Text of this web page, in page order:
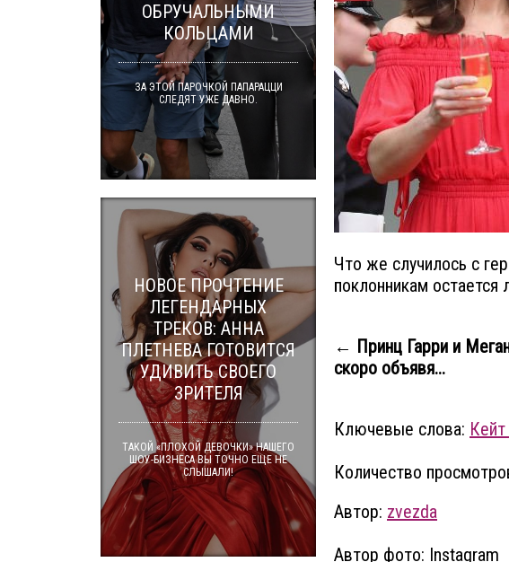
Что же случилось с
поклонникам остается
← Принц Гарри и
скоро объявя...
Ключевые слова:
Количество
Автор: zvezda
Автор фото: Instagram
ОБРУЧАЛЬНЫМИ
КОЛЬЦАМИ
ЗА ЭТОЙ ПАРОЧКОЙ ПАПАРАЦЦИ
СЛЕДЯТ УЖЕ ДАВНО.
НОВОЕ ПРОЧТЕНИЕ
ЛЕГЕНДАРНЫХ
ТРЕКОВ: АННА
ПЛЕТНЕВА ГОТОВИТСЯ
УДИВИТЬ СВОЕГО
ЗРИТЕЛЯ
ТАКОЙ «ПЛОХОЙ ДЕВОЧКИ» НАШЕГО
ШОУ-БИЗНЕСА ВЫ ТОЧНО ЕЩЕ НЕ
СЛЫШАЛИ!